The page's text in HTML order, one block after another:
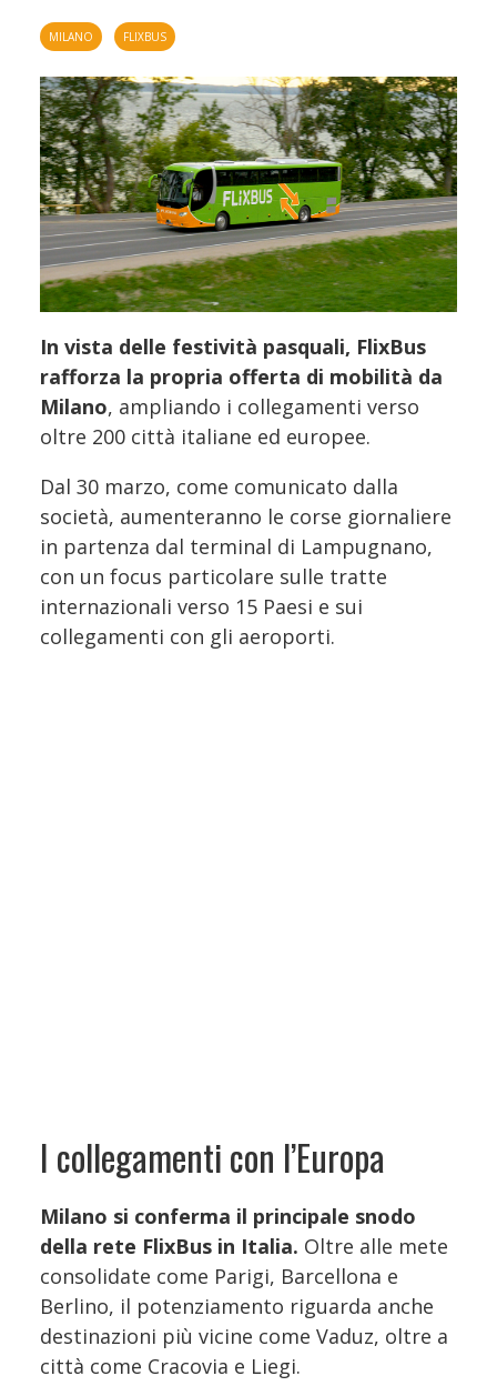
MILANO FLIXBUS
In vista delle festività pasquali, FlixBus
rafforza la propria offerta di mobilità da
Milano, ampliando i collegamenti verso
oltre 200 città italiane ed europee.
Dal 30 marzo, come comunicato dalla
società, aumenteranno le corse giornaliere
in partenza dal terminal di Lampugnano,
con un focus particolare sulle tratte
internazionali verso 15 Paesi e sui
collegamenti con gli aeroporti.
I collegamenti con l’Europa
Milano si conferma il principale snodo
della rete FlixBus in Italia. Oltre alle mete
consolidate come Parigi, Barcellona e
Berlino, il potenziamento riguarda anche
destinazioni più vicine come Vaduz, oltre a
città come Cracovia e Liegi.